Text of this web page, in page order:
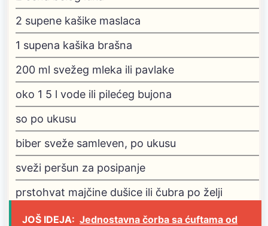
2 supene kašike maslaca
1 supena kašika brašna
200 ml svežeg mleka ili pavlake
oko 1 5 l vode ili pilećeg bujona
so po ukusu
biber sveže samleven, po ukusu
sveži peršun za posipanje
prstohvat majčine dušice ili čubra po želji
JOŠ IDEJA: Jednostavna čorba sa ćuftama od